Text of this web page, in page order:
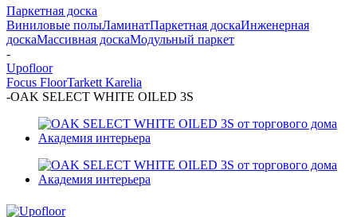
Паркетная доска
Виниловые полыЛаминатПаркетная доскаИнженерная
доскаМассивная доскаМодульный паркет
-
Upofloor
Focus FloorTarkett Karelia
-OAK SELECT WHITE OILED 3S